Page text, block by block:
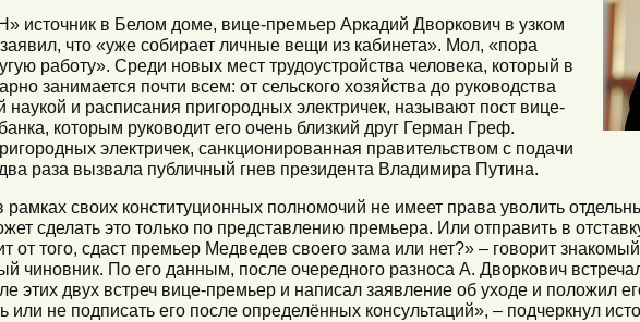
источник в Белом доме, вице-премьер Аркадий Дворкович в узком
заявил, что «уже собирает личные вещи из кабинета». Мол, «пора
работу». Среди новых мест трудоустройства человека, который в
занимается почти всем: от сельского хозяйства до руководства
и расписания пригородных электричек, называют пост вице-
которым руководит его очень близкий друг Герман Греф.
электричек, санкционированная правительством с подачи
раза вызвала публичный гнев президента Владимира Путина.
своих конституционных полномочий не имеет права уволить
сделать это только по представлению премьера. Или отправить в
от того, сдаст премьер Медведев своего зама или нет?» – говорит
чиновник. По его данным, после очередного разноса А. Дворкович
этих двух встреч вице-премьер и написал заявление об уходе и положил
или не подписать его после определённых консультаций», – подчеркнул